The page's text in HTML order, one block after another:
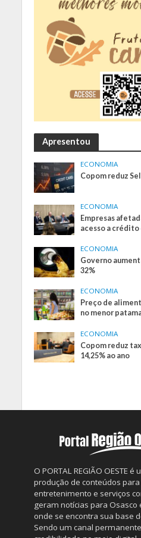
Apresentou
ECONOMIA
Copom reduz
ECONOMIA
Empresas
acesso a crédito
ECONOMIA
Governo
32%
ECONOMIA
Preço de
no menor
ECONOMIA
Copom reduz
14,25% ao ano
O PORTAL REGIÃO OESTE
produção de conteúdos
entretenimento e serviços
geram notícias para Osasco
onde se encontra sua base
Sendo um canal